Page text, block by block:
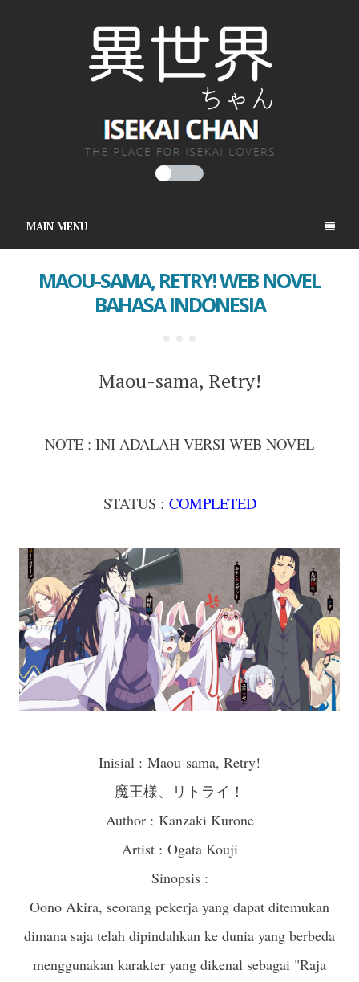
MAIN MENU
MAOU-SAMA, RETRY! WEB NOVEL
BAHASA INDONESIA
Maou-sama, Retry!
NOTE : INI ADALAH VERSI WEB NOVEL
STATUS : COMPLETED
Inisial : Maou-sama, Retry!
魔王様、リトライ！
Author : Kanzaki Kurone
Artist : Ogata Kouji
Sinopsis :
Oono Akira, seorang pekerja yang dapat ditemukan
dimana saja telah dipindahkan ke dunia yang berbeda
menggunakan karakter yang dikenal sebagai "Raja